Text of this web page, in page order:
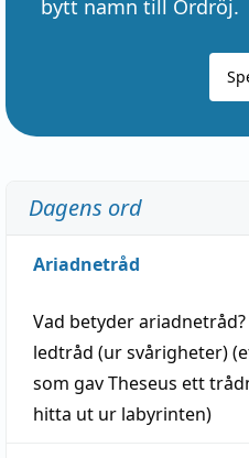
bytt namn till Ordröj.
Dagens ord
Ariadnetråd
Vad betyderariadnetråd?
ledtråd (ur svårigheter)
som gav Theseus ett
hitta ut ur labyrinten)